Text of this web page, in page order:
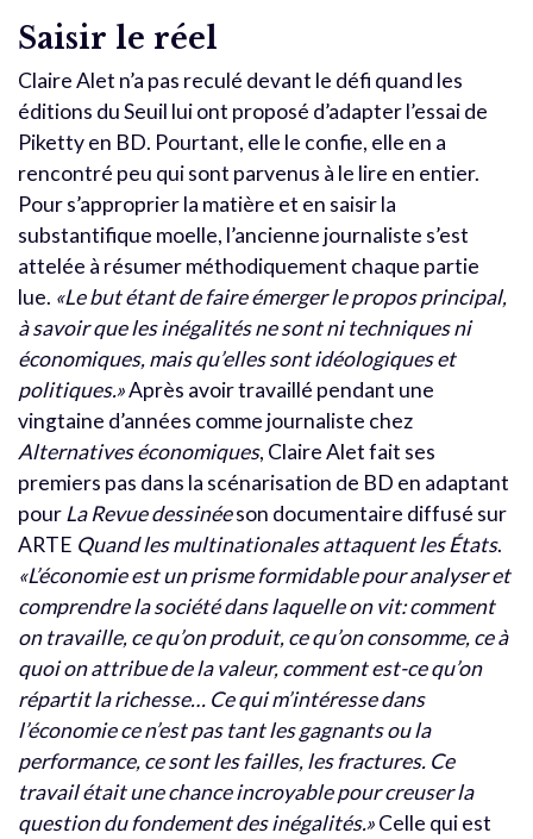
Saisir le réel
Claire Alet n’a pas reculé devant le défi quand les
éditions du Seuil lui ont proposé d’adapter l’essai de
Piketty en BD. Pourtant, elle le confie, elle en a
rencontré peu qui sont parvenus à le lire en entier.
Pour s’approprier la matière et en saisir la
substantifique moelle, l’ancienne journaliste s’est
attelée à résumer méthodiquement chaque partie
lue. «Le but étant de faire émerger le propos principal,
à savoir que les inégalités ne sont ni techniques ni
économiques, mais qu’elles sont idéologiques et
politiques.»Après avoir travaillé pendant une
vingtaine d’années comme journaliste chez
Alternatives économiques, Claire Alet fait ses
premiers pas dans la scénarisation de BD en adaptant
pourLa Revue dessinéeson documentaire diffusé sur
ARTE Quand les multinationales attaquent les États.
«L’économie est un prisme formidable pour analyser et
comprendre la société dans laquelle on vit: comment
on travaille, ce qu’on produit, ce qu’on consomme, ce à
quoi on attribue de la valeur, comment est-ce qu’on
répartit la richesse… Ce qui m’intéresse dans
l’économie ce n’est pas tant les gagnants ou la
performance, ce sont les failles, les fractures. Ce
travail était une chance incroyable pour creuser la
question du fondement des inégalités.»Celle qui est